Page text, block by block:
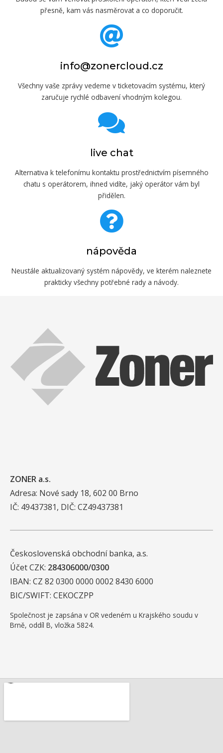
přesně, kam vás nasměrovat a co doporučit.
info@zonercloud.cz
Všechny vaše zprávy vedeme v ticketovacím systému, který
zaručuje rychlé odbavení vhodným kolegou.
live chat
Alternativa k telefonímu kontaktu prostřed­nictvím písemného
chatu s operátorem, ihned vidíte, jaký operátor vám byl
přidělen.
nápověda
Neustále aktualizovaný systém nápovědy, ve kterém naleznete
prakticky všechny potřebné rady a návody.
ZONER a.s.
Adresa: Nové sady 18, 602 00 Brno
IČ: 49437381, DIČ: CZ49437381
Československá obchodní banka, a.s.
Účet CZK: 284306000/0300
IBAN: CZ 82 0300 0000 0002 8430 6000
BIC/SWIFT: CEKOCZPP
Společnost je zapsána v OR vedeném u Krajského soudu v
Brně, oddíl B, vložka 5824.